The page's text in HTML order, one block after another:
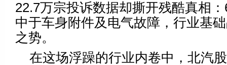
22.7万宗投诉数据却撕开残酷真相
中于车身附件及电气故障，行业基
之势。
在这场浮躁的行业内卷中，北汽